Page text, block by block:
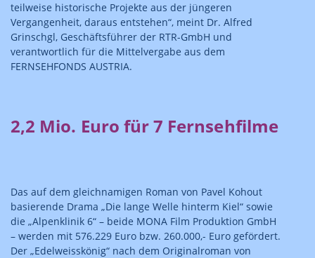
teilweise historische Projekte aus der jüngeren
Vergangen­heit, daraus entstehen“, meint Dr. Alfred
Grinschgl, Geschäftsführer der RTR-GmbH und
verantwortlich für die Mittelvergabe aus dem
FERNSEHFONDS AUSTRIA.
2,2 Mio. Euro für 7 Fernsehfilme
Das auf dem gleichnamigen Roman von Pavel Kohout
basierende Drama „Die lange Welle hinterm Kiel“ sowie
die „Alpenklinik 6“ – beide MONA Film Produktion GmbH
– werden mit 576.229 Euro bzw. 260.000,- Euro gefördert.
Der „Edelweisskönig“ nach dem Originalroman von